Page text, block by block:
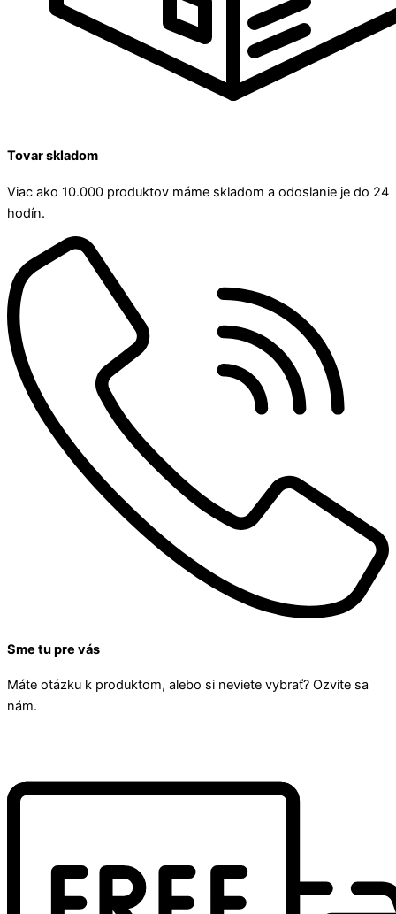
Tovar skladom
Viac ako 10.000 produktov máme skladom a odoslanie je do 24
hodín.
Sme tu pre vás
Máte otázku k produktom, alebo si neviete vybrať? Ozvite sa
nám.